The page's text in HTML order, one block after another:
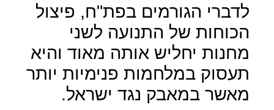
לדברי הגורמים בפת"ח, פיצול
הכוחות של התנועה לשני
מחנות יחליש אותה מאוד והיא
תעסוק במלחמות פנימיות יותר
מאשר במאבק נגד ישראל.